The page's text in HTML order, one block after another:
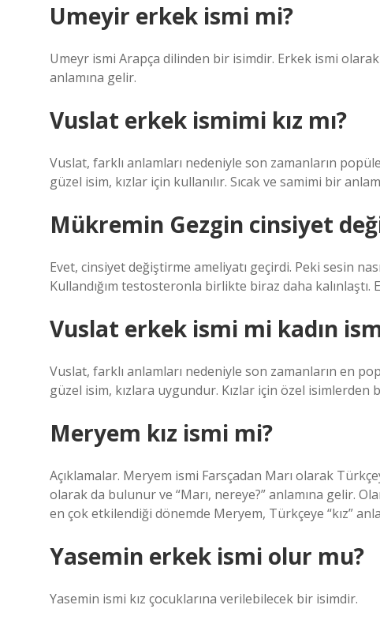
Umeyir erkek ismi mi?
Umeyr ismi Arapça dilinden bir isimdir. Erkek ismi olarak
anlamına gelir.
Vuslat erkek ismimi kız mı?
Vuslat, farklı anlamları nedeniyle son zamanların
güzel isim, kızlar için kullanılır. Sıcak ve samimi bir
Mükremin Gezgin cinsiyet
Evet, cinsiyet değiştirme ameliyatı geçirdi. Peki sesin
Kullandığım testosteronla birlikte biraz daha
Vuslat erkek ismi mi kadın
Vuslat, farklı anlamları nedeniyle son zamanların en
güzel isim, kızlara uygundur. Kızlar için özel isimlerden
Meryem kız ismi mi?
Açıklamalar. Meryem ismi Farsçadan Marı olarak
olarak da bulunur ve “Marı, nereye?” anlamına gelir.
en çok etkilendiği dönemde Meryem, Türkçeye “kız”
Yasemin erkek ismi olur mu?
Yasemin ismi kız çocuklarına verilebilecek bir isimdir.